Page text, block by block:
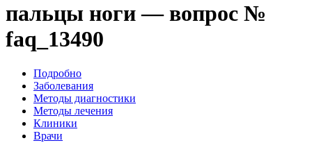
пальцы ноги — вопрос №
faq_13490
Подробно
Заболевания
Методы диагностики
Методы лечения
Клиники
Врачи